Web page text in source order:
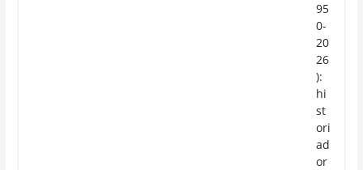
95
0-
20
26
):
hi
st
ori
ad
or